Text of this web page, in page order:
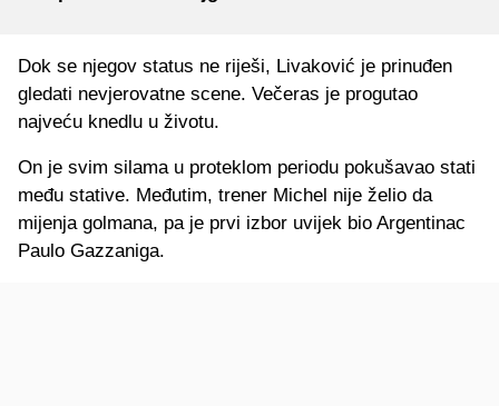
Dok se njegov status ne riješi, Livaković je prinuđen
gledati nevjerovatne scene. Večeras je progutao
najveću knedlu u životu.
On je svim silama u proteklom periodu pokušavao stati
među stative. Međutim, trener Michel nije želio da
mijenja golmana, pa je prvi izbor uvijek bio Argentinac
Paulo Gazzaniga.